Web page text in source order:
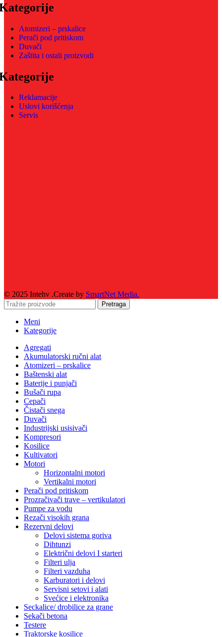
Atomizeri – prskalice
Perači pod pritiskom
Duvači
Zaštita i ostali proizvodi
Reklamacije
Uslovi korišćenja
Servis
© 2025 Intehv .Create by SmartNet Media.
Pretraga
Meni
Kategorije
Agregati
Akumulatorski ručni alat
Atomizeri – prskalice
Baštenski alat
Baterije i punjači
Bušači rupa
Cepači
Čistači snega
Duvači
Industrijski usisivači
Kompresori
Kosilice
Kultivatori
Motori
Horizontalni motori
Vertikalni motori
Perači pod pritiskom
Prozračivači trave – vertikulatori
Pumpe za vodu
Rezači visokih grana
Rezervni delovi
Delovi sistema goriva
Dihtunzi
Električni delovi I starteri
Filteri ulja
Filteri vazduha
Karburatori i delovi
Servisni setovi i alati
Svećice i elektronika
Seckalice/ drobilice za grane
Sekači betona
Testere
Traktorske kosilice